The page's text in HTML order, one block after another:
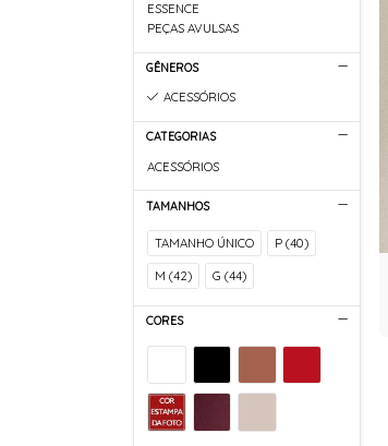
ESSENCE
PEÇAS AVULSAS
GÊNEROS
ACESSÓRIOS
CATEGORIAS
ACESSÓRIOS
TAMANHOS
TAMANHO ÚNICO P (40)
M (42) G (44)
CORES